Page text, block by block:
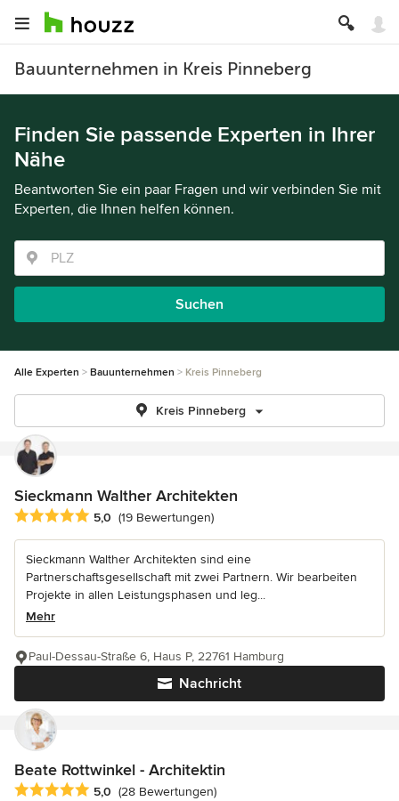
Bauunternehmen in Kreis Pinneberg
Finden Sie passende Experten in Ihrer
Nähe
Beantworten Sie ein paar Fragen und wir verbinden Sie mit
Experten, die Ihnen helfen können.
Suchen
Alle Experten Bauunternehmen Kreis Pinneberg
Kreis Pinneberg
Sieckmann Walther Architekten
Durchschnittliche Bewertung: 5 von 5 Sternen
5,0 (19 Bewertungen)
Sieckmann Walther Architekten sind eine
Partnerschaftsgesellschaft mit zwei Partnern. Wir bearbeiten
Projekte in allen Leistungsphasen und leg...
Mehr
Nachricht
Paul-Dessau-Straße 6, Haus P, 22761 Hamburg
Beate Rottwinkel - Architektin
Durchschnittliche Bewertung: 5 von 5 Sternen
5,0 (28 Bewertungen)